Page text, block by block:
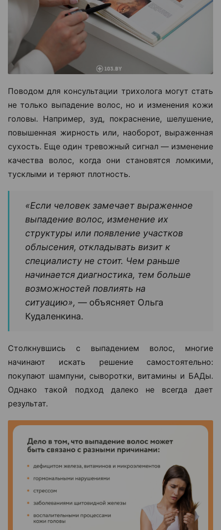
Поводом для консультации трихолога могут стать
не только выпадение волос, но и изменения кожи
головы. Например, зуд, покраснение, шелушение,
повышенная жирность или, наоборот, выраженная
сухость. Еще один тревожный сигнал — изменение
качества волос, когда они становятся ломкими,
тусклыми и теряют плотность.
«Если человек замечает выраженное
выпадение волос, изменение их
структуры или появление участков
облысения, откладывать визит к
специалисту не стоит. Чем раньше
начинается диагностика, тем больше
возможностей повлиять на
ситуацию», — объясняет Ольга
Кудаленкина.
Столкнувшись с выпадением волос, многие
начинают искать решение самостоятельно:
покупают шампуни, сыворотки, витамины и БАДы.
Однако такой подход далеко не всегда дает
результат.